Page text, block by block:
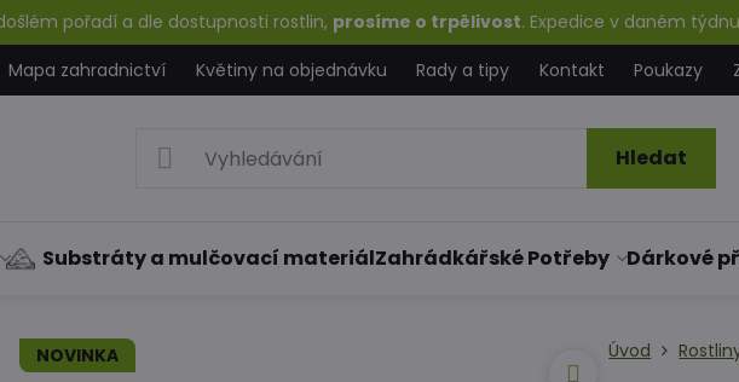
pořadí a dle dostupnosti rostlin, prosíme o trpělivost. Expedice v daném
Mapa zahradnictví Květiny na objednávku Rady a tipy Kontakt Poukazy
Hledat
Substráty a mulčovací materiálZahrádkářské Potřeby Dárkové
NOVINKA Úvod